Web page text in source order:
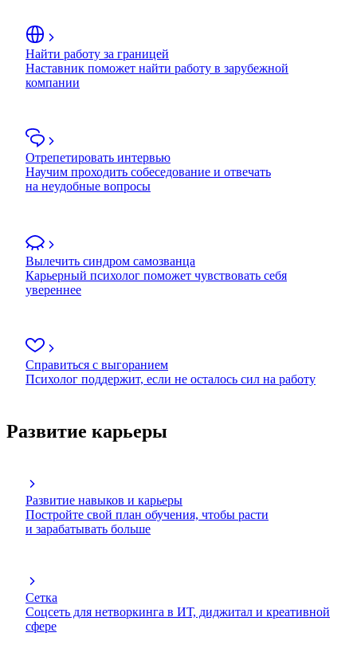
Найти работу за границей
Наставник поможет найти работу в зарубежной
компании
Отрепетировать интервью
Научим проходить собеседование и отвечать
на неудобные вопросы
Вылечить синдром самозванца
Карьерный психолог поможет чувствовать себя
увереннее
Справиться с выгоранием
Психолог поддержит, если не осталось сил на работу
Развитие карьеры
Развитие навыков и карьеры
Постройте свой план обучения, чтобы расти
и зарабатывать больше
Сетка
Соцсеть для нетворкинга в ИТ, диджитал и креативной
сфере